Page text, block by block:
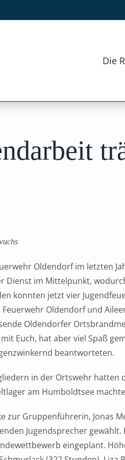
Die
Oldendorf im letzten
Dienst im Mittelpunkt,
konnten jetzt vier
Oldendorf und
Oldendorfer
Euch, hat aber viel Spaß
beantworteten.
in der Ortswehr hatten
am Humboldtsee
zur Gruppenführerin, Jonas
Jugendsprecher
eingeplant.